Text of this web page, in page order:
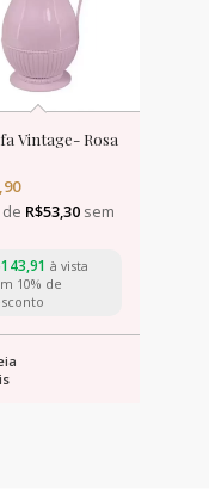
Vintage- Rosa
R$53,30sem
143,91 à vista
10% de